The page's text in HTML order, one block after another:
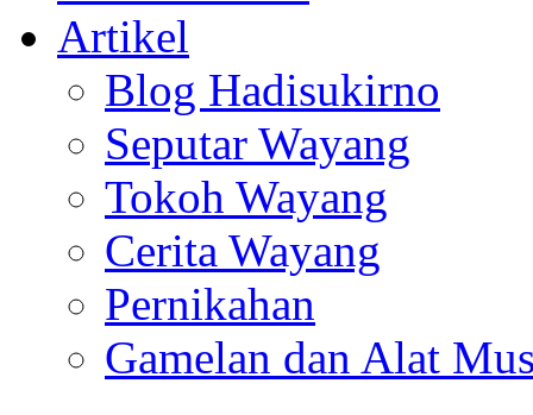
Artikel
Blog Hadisukirno
Seputar Wayang
Tokoh Wayang
Cerita Wayang
Pernikahan
Gamelan dan Alat